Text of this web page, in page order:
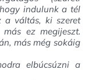
indulunk a tél
a váltás, ki szeret
ez megijeszt.
más még sokáig
elbúcsúzni a